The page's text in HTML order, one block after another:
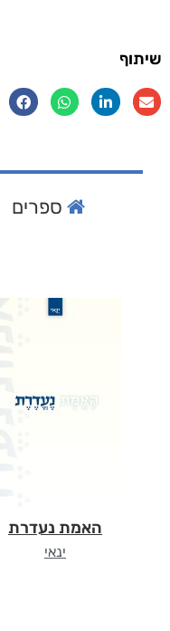
שיתוף
ספרים
האמת נעדרת
ינאי